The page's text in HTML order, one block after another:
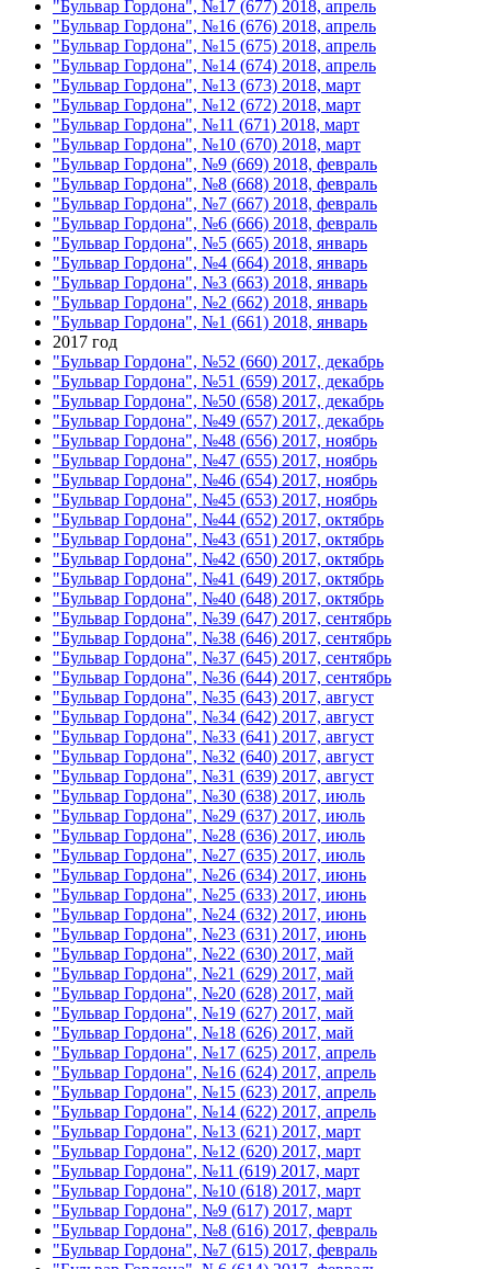
"Бульвар Гордона", №17 (677) 2018, апрель
"Бульвар Гордона", №16 (676) 2018, апрель
"Бульвар Гордона", №15 (675) 2018, апрель
"Бульвар Гордона", №14 (674) 2018, апрель
"Бульвар Гордона", №13 (673) 2018, март
"Бульвар Гордона", №12 (672) 2018, март
"Бульвар Гордона", №11 (671) 2018, март
"Бульвар Гордона", №10 (670) 2018, март
"Бульвар Гордона", №9 (669) 2018, февраль
"Бульвар Гордона", №8 (668) 2018, февраль
"Бульвар Гордона", №7 (667) 2018, февраль
"Бульвар Гордона", №6 (666) 2018, февраль
"Бульвар Гордона", №5 (665) 2018, январь
"Бульвар Гордона", №4 (664) 2018, январь
"Бульвар Гордона", №3 (663) 2018, январь
"Бульвар Гордона", №2 (662) 2018, январь
"Бульвар Гордона", №1 (661) 2018, январь
2017 год
"Бульвар Гордона", №52 (660) 2017, декабрь
"Бульвар Гордона", №51 (659) 2017, декабрь
"Бульвар Гордона", №50 (658) 2017, декабрь
"Бульвар Гордона", №49 (657) 2017, декабрь
"Бульвар Гордона", №48 (656) 2017, ноябрь
"Бульвар Гордона", №47 (655) 2017, ноябрь
"Бульвар Гордона", №46 (654) 2017, ноябрь
"Бульвар Гордона", №45 (653) 2017, ноябрь
"Бульвар Гордона", №44 (652) 2017, октябрь
"Бульвар Гордона", №43 (651) 2017, октябрь
"Бульвар Гордона", №42 (650) 2017, октябрь
"Бульвар Гордона", №41 (649) 2017, октябрь
"Бульвар Гордона", №40 (648) 2017, октябрь
"Бульвар Гордона", №39 (647) 2017, сентябрь
"Бульвар Гордона", №38 (646) 2017, сентябрь
"Бульвар Гордона", №37 (645) 2017, сентябрь
"Бульвар Гордона", №36 (644) 2017, сентябрь
"Бульвар Гордона", №35 (643) 2017, август
"Бульвар Гордона", №34 (642) 2017, август
"Бульвар Гордона", №33 (641) 2017, август
"Бульвар Гордона", №32 (640) 2017, август
"Бульвар Гордона", №31 (639) 2017, август
"Бульвар Гордона", №30 (638) 2017, июль
"Бульвар Гордона", №29 (637) 2017, июль
"Бульвар Гордона", №28 (636) 2017, июль
"Бульвар Гордона", №27 (635) 2017, июль
"Бульвар Гордона", №26 (634) 2017, июнь
"Бульвар Гордона", №25 (633) 2017, июнь
"Бульвар Гордона", №24 (632) 2017, июнь
"Бульвар Гордона", №23 (631) 2017, июнь
"Бульвар Гордона", №22 (630) 2017, май
"Бульвар Гордона", №21 (629) 2017, май
"Бульвар Гордона", №20 (628) 2017, май
"Бульвар Гордона", №19 (627) 2017, май
"Бульвар Гордона", №18 (626) 2017, май
"Бульвар Гордона", №17 (625) 2017, апрель
"Бульвар Гордона", №16 (624) 2017, апрель
"Бульвар Гордона", №15 (623) 2017, апрель
"Бульвар Гордона", №14 (622) 2017, апрель
"Бульвар Гордона", №13 (621) 2017, март
"Бульвар Гордона", №12 (620) 2017, март
"Бульвар Гордона", №11 (619) 2017, март
"Бульвар Гордона", №10 (618) 2017, март
"Бульвар Гордона", №9 (617) 2017, март
"Бульвар Гордона", №8 (616) 2017, февраль
"Бульвар Гордона", №7 (615) 2017, февраль